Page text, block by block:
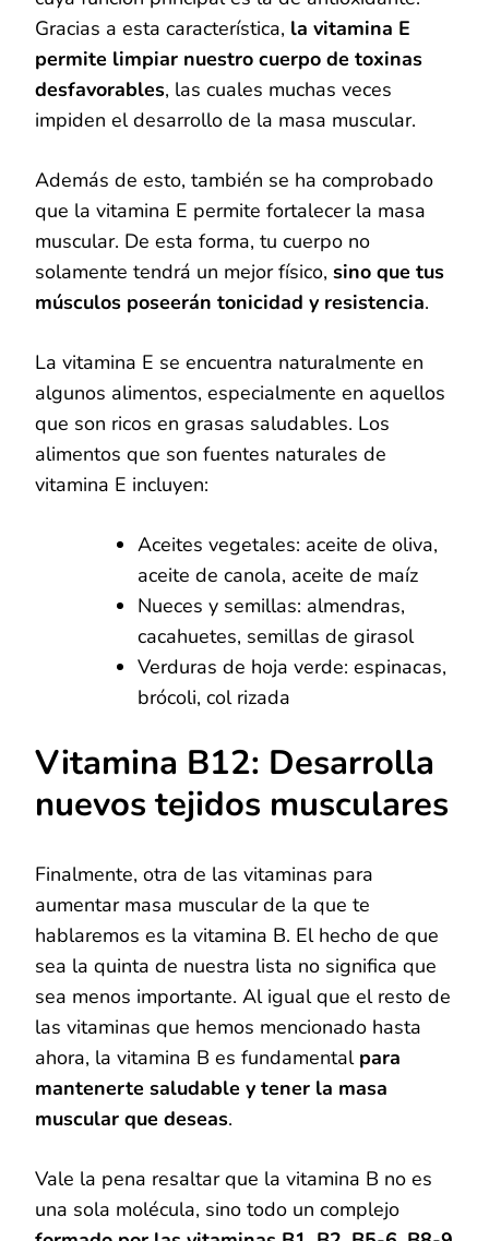
Gracias a esta característica, la vitamina E
permite limpiar nuestro cuerpo de toxinas
desfavorables, las cuales muchas veces
impiden el desarrollo de la masa muscular.
Además de esto, también se ha comprobado
que la vitamina E permite fortalecer la masa
muscular. De esta forma, tu cuerpo no
solamente tendrá un mejor físico, sino que tus
músculos poseerán tonicidad y resistencia.
La vitamina E se encuentra naturalmente en
algunos alimentos, especialmente en aquellos
que son ricos en grasas saludables. Los
alimentos que son fuentes naturales de
vitamina E incluyen:
Aceites vegetales: aceite de oliva,
aceite de canola, aceite de maíz
Nueces y semillas: almendras,
cacahuetes, semillas de girasol
Verduras de hoja verde: espinacas,
brócoli, col rizada
Vitamina B12: Desarrolla
nuevos tejidos musculares
Finalmente, otra de las vitaminas para
aumentar masa muscular de la que te
hablaremos es la vitamina B. El hecho de que
sea la quinta de nuestra lista no significa que
sea menos importante. Al igual que el resto de
las vitaminas que hemos mencionado hasta
ahora, la vitamina B es fundamental para
mantenerte saludable y tener la masa
muscular que deseas.
Vale la pena resaltar que la vitamina B no es
una sola molécula, sino todo un complejo